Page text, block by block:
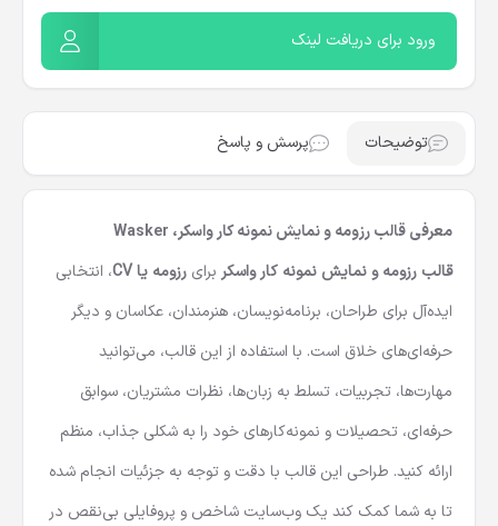
ورود برای دریافت لینک
توضیحات پرسش و پاسخ
معرفی قالب رزومه و نمایش نمونه کار واسکر، Wasker
قالب رزومه و نمایش نمونه کار واسکر برای رزومه یا CV
، انتخابی
ایده‌آل برای طراحان، برنامه‌نویسان، هنرمندان، عکاسان و دیگر
حرفه‌ای‌های خلاق است. با استفاده از این قالب، می‌توانید
مهارت‌ها، تجربیات، تسلط به زبان‌ها، نظرات مشتریان، سوابق
حرفه‌ای، تحصیلات و نمونه‌کارهای خود را به شکلی جذاب، منظم
ارائه کنید. طراحی این قالب با دقت و توجه به جزئیات انجام شده
تا به شما کمک کند یک وب‌سایت شاخص و پروفایلی بی‌نقص در